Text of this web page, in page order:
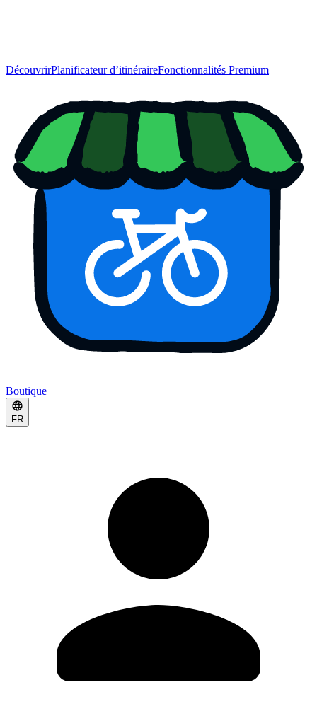
DécouvrirPlanificateur d’itinéraireFonctionnalités Premium
Boutique
FR